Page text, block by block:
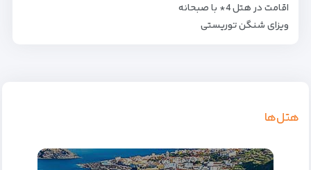
اقامت در هتل 4* با صبحانه
ویزای شنگن توریستی
هتل‌ها